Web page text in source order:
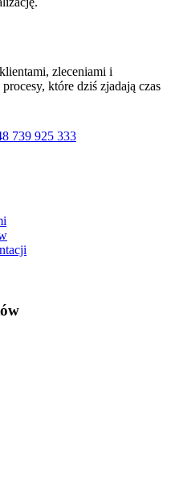
zleceniami i
które dziś zjadają czas
739 925 333